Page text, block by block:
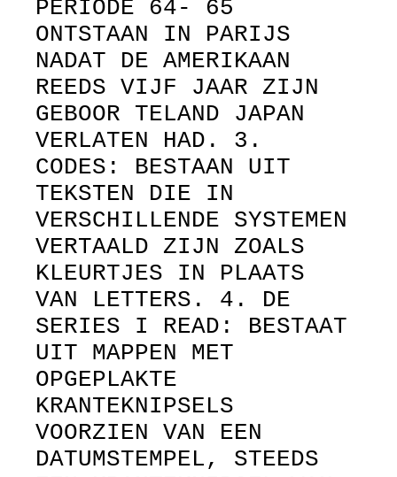
PERIODE 64- 65
ONTSTAAN IN PARIJS
NADAT DE AMERIKAAN
REEDS VIJF JAAR ZIJN
GEBOOR TELAND JAPAN
VERLATEN HAD. 3.
CODES: BESTAAN UIT
TEKSTEN DIE IN
VERSCHILLENDE SYSTEMEN
VERTAALD ZIJN ZOALS
KLEURTJES IN PLAATS
VAN LETTERS. 4. DE
SERIES I READ: BESTAAT
UIT MAPPEN MET
OPGEPLAKTE
KRANTEKNIPSELS
VOORZIEN VAN EEN
DATUMSTEMPEL, STEEDS